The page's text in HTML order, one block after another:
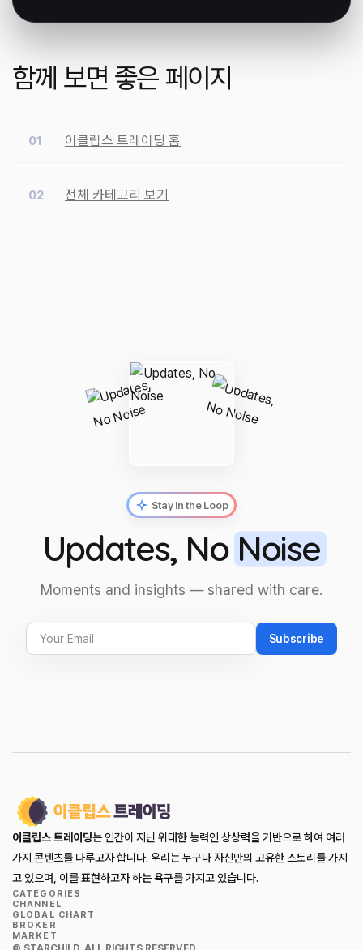
함께 보면 좋은 페이지
이클립스 트레이딩 홈
전체 카테고리 보기
Stay in the Loop
Updates, NoNoise
Moments and insights — shared with care.
Subscribe
이클립스 트레이딩는 인간이 지닌 위대한 능력인 상상력을 기반으로 하여 여러
가지 콘텐츠를 다루고자 합니다. 우리는 누구나 자신만의 고유한 스토리를 가지
고 있으며, 이를 표현하고자 하는 욕구를 가지고 있습니다.
CATEGORIES
CHANNEL
GLOBAL CHART
BROKER
MARKET